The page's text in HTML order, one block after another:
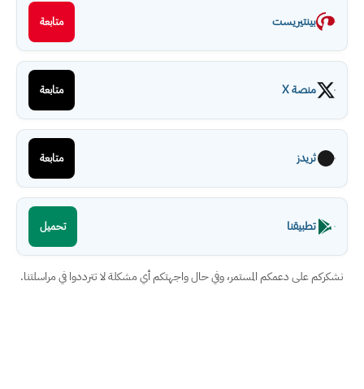
بينتيريست متابعة
منصة X متابعة
ثريدز متابعة
تطبيقنا تحميل
نشكركم على دعمكم المستمر، وفي حال واجهتكم أي مشكلة لا تترددوا في مراسلتنا.